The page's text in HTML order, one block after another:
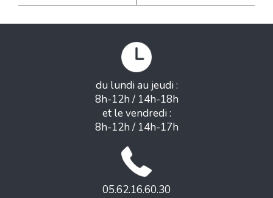
du lundi au jeudi :
8h-12h / 14h-18h
et le vendredi :
8h-12h / 14h-17h
05.62.16.60.30